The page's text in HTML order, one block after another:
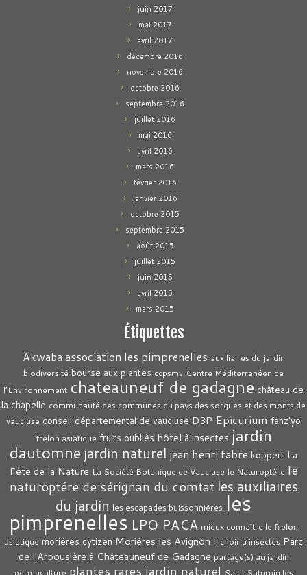
juin 2017
mai 2017
avril 2017
décembre 2016
novembre 2016
octobre 2016
septembre 2016
juillet 2016
mai 2016
avril 2016
mars 2016
février 2016
janvier 2016
octobre 2015
septembre 2015
août 2015
juillet 2015
juin 2015
avril 2015
mars 2015
Étiquettes
Akwaba association les pimprenelles auxiliaires du jardin
biodiversité bourse aux plantes ccpsmv Centre Méditerranéen de
l’Environnement chateauneuf de gadagne château de
la chapelle communauté des communes du pays des sorgues et des monts de
vaucluse conseil départemental de vaucluse D3P Epicurium fanz'yo
frelon asiatique fruits oubliès hôtel à insectes jardin
dautomne jardin naturel jean henri fabre koppert La
Fête de la Nature La Société Botanique de Vaucluse le Naturoptére le
naturoptére de sérignan du comtat les auxiliaires
du jardin les escapades buissonnières les
pimprenelles LPO PACA mieux connaître le frelon
asiatique moriéres cytizen Moriéres les Avignon nichoir à insectes Parc
de l'Arbousière à Châteauneuf de Gadagne partage(s) au jardin
plantes rares jardin naturel